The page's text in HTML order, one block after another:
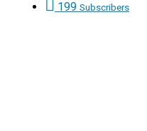
199 Subscribers